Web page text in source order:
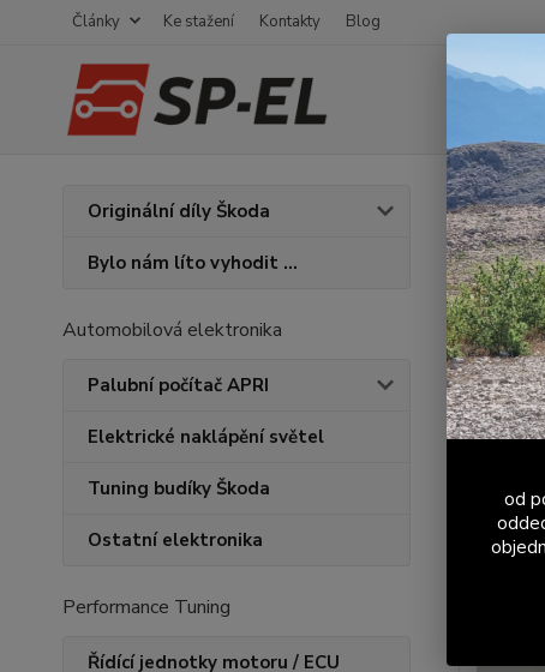
Články Ke stažení Kontakty Blog
Originální díly Škoda
Bylo nám líto vyhodit ...
Automobilová elektronika
Palubní počítač APRI
Elektrické naklápění světel
Tuning budíky Škoda
Ostatní elektronika
Performance Tuning
Řídící jednotky motoru / ECU
Úvod
od